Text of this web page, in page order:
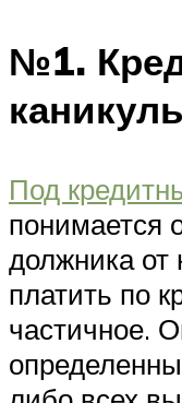
№1.
Под
понимается
должника от
платить по
частичное.